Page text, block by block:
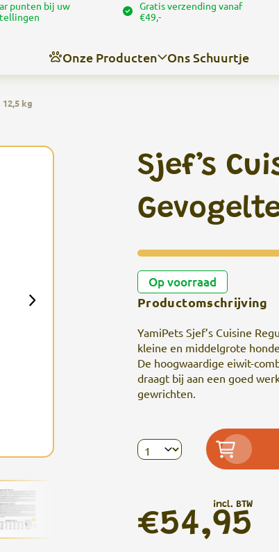
punten bij uw
Gratis verzending vanaf
€49,-
Onze Producten Ons Schuurtje
Contact
kg
Sjef’s
Op voorraad
Productomschrijving
YamiPets Sjef’s Cuisine
kleine en middelgrote
De hoogwaardige eiwit-
draagt bij aan een goed
gewrichten.
€54,95
incl. BTW